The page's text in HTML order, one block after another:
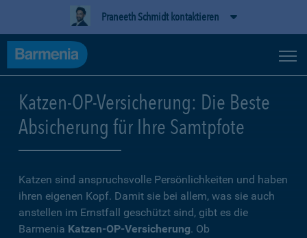
Praneeth Schmidt kontaktieren
Katzen-OP-Versicherung: Die Beste
Absicherung für Ihre Samtpfote
Katzen sind anspruchsvolle Persönlichkeiten und haben
ihren eigenen Kopf. Damit sie bei allem, was sie auch
anstellen im Ernstfall geschützt sind, gibt es die
Barmenia Katzen-OP-Versicherung. Ob